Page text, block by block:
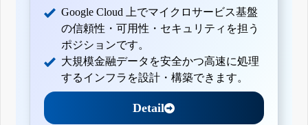
Google Cloud 上でマイクロサービス基盤
の信頼性・可用性・セキュリティを担う
ポジションです。
大規模金融データを安全かつ高速に処理
するインフラを設計・構築できます。
Detail